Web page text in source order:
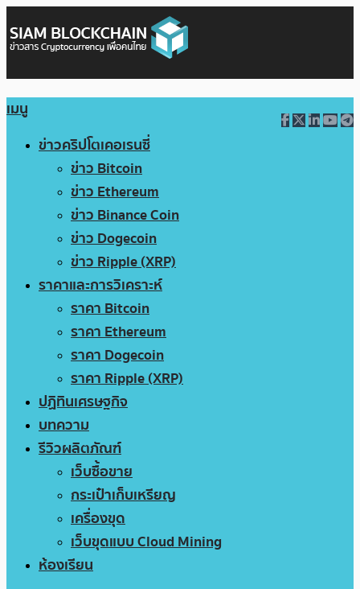
เมนู
ข่าวคริปโตเคอเรนซี่
ข่าว Bitcoin
ข่าว Ethereum
ข่าว Binance Coin
ข่าว Dogecoin
ข่าว Ripple (XRP)
ราคาและการวิเคราะห์
ราคา Bitcoin
ราคา Ethereum
ราคา Dogecoin
ราคา Ripple (XRP)
ปฏิทินเศรษฐกิจ
บทความ
รีวิวผลิตภัณฑ์
เว็บซื้อขาย
กระเป๋าเก็บเหรียญ
เครื่องขุด
เว็บขุดแบบ Cloud Mining
ห้องเรียน